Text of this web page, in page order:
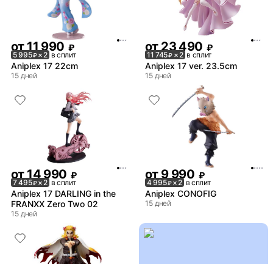
от11 990 ₽
5 995₽× 2 в сплит
Aniplex 17 22cm
15 дней
от23 490 ₽
11 745₽ × 2 в сплит
Aniplex 17 ver. 23.5cm
15 дней
от 14 990 ₽
7 495₽× 2 в сплит
Aniplex 17 DARLING in the
FRANXX Zero Two 02
15 дней
от 9 990 ₽
4 995₽× 2 в сплит
Aniplex CONOFIG
15 дней